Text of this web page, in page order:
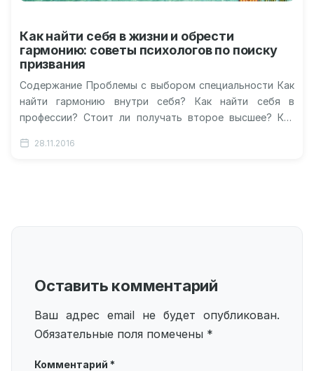
Как найти себя в жизни и обрести
гармонию: советы психологов по поиску
призвания
Содержание Проблемы с выбором специальности Как
найти гармонию внутри себя? Как найти себя в
профессии? Стоит ли получать второе высшее? Как
28.11.2016
Оставить комментарий
Ваш адрес email не будет опубликован.
Обязательные поля помечены *
Комментарий *